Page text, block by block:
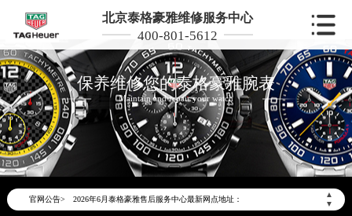
北京泰格豪雅维修服务中心
400-801-5612
保养维修您的泰格豪雅腕表
Maintain and repair your watch
官网公告>
▲
▼
2026年6月泰格豪雅北京市售后服务网络优化升级公告
2026年6月北京市泰格豪雅官方售后客户服务热线：400-801-5612
2026年6月泰格豪雅售后服务中心最新网点地址：